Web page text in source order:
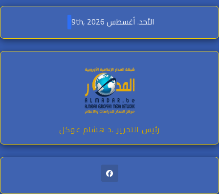
Skip
content
الأحد. أغسطس 9th, 2026
رئيس التحرير .د هشام عوكل